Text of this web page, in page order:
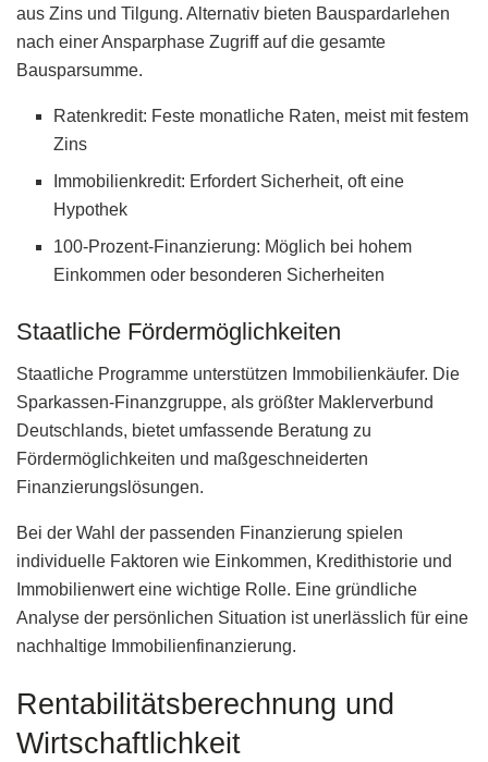
aus Zins und Tilgung. Alternativ bieten Bauspardarlehen
nach einer Ansparphase Zugriff auf die gesamte
Bausparsumme.
Ratenkredit: Feste monatliche Raten, meist mit festem
Zins
Immobilienkredit: Erfordert Sicherheit, oft eine
Hypothek
100-Prozent-Finanzierung: Möglich bei hohem
Einkommen oder besonderen Sicherheiten
Staatliche Fördermöglichkeiten
Staatliche Programme unterstützen Immobilienkäufer. Die
Sparkassen-Finanzgruppe, als größter Maklerverbund
Deutschlands, bietet umfassende Beratung zu
Fördermöglichkeiten und maßgeschneiderten
Finanzierungslösungen.
Bei der Wahl der passenden Finanzierung spielen
individuelle Faktoren wie Einkommen, Kredithistorie und
Immobilienwert eine wichtige Rolle. Eine gründliche
Analyse der persönlichen Situation ist unerlässlich für eine
nachhaltige Immobilienfinanzierung.
Rentabilitätsberechnung und
Wirtschaftlichkeit